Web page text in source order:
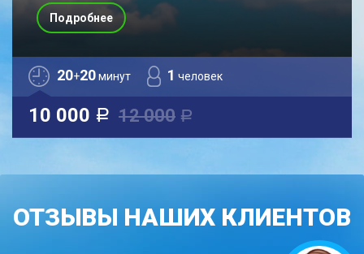
20+20минут 1 человек
10 000 a 12 000 a
Подробнее
ОТЗЫВЫ НАШИХ КЛИЕНТОВ